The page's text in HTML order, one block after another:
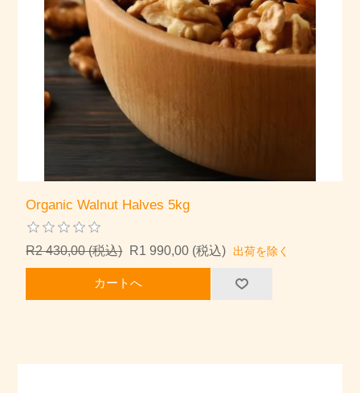
Organic Walnut Halves 5kg
R2 430,00 (税込) R1 990,00 (税込) 出荷を除く
カートへ